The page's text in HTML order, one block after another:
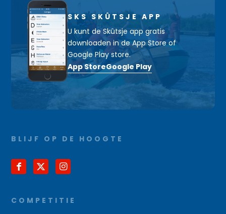
SKS SKÛTSJE APP
U kunt de Skûtsje app gratis
downloaden in de App Store of
Google Play store.
App StoreGoogle Play
BLIJF OP DE HOOGTE
COMPETITIE